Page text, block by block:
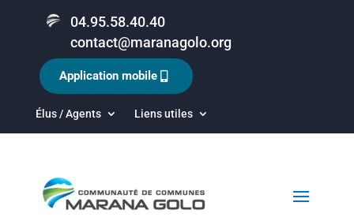
04.95.58.40.40
contact@maranagolo.org
Élus / Agents Liens utiles
Application mobile